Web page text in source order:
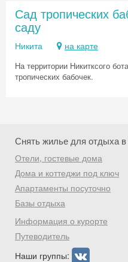
Сад тропических
саду
Никита на карте
На территории Никитксого
тропических бабочек.
Снять жилье для отдыха
Отели, гостевые дома
Дома и коттеджи под ключ
Апартаменты посуточно
Базы отдыха
Информация о курорте
Путеводитель
Наши группы: